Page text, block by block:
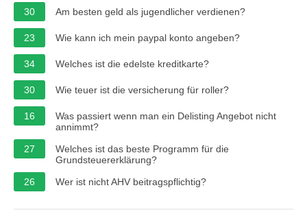
30 Am besten geld als jugendlicher verdienen?
23 Wie kann ich mein paypal konto angeben?
34 Welches ist die edelste kreditkarte?
30 Wie teuer ist die versicherung für roller?
16
Was passiert wenn man ein Delisting Angebot nicht
annimmt?
27
Welches ist das beste Programm für die
Grundsteuererklärung?
26
Wer ist nicht AHV beitragspflichtig?